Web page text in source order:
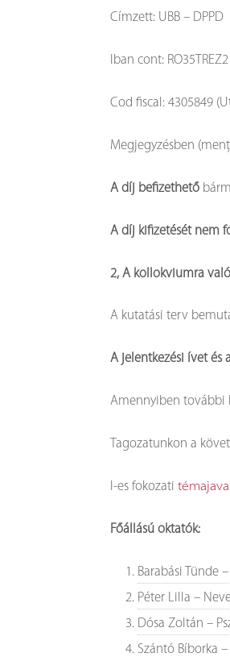
Címzett: UBB – DPPD
Iban cont:
Cod fiscal: 4305849
Megjegyzésben
A díj befizethető
A díj kifizetését nem
2, A kollokviumra
A kutatási terv
A jelentkezési ívet és
Amennyiben további
Tagozatunkon a
I-es fokozati
Főállású oktatók:
Barabási Tünde
Péter Lilla –
Dósa Zoltán –
Szántó Bíborka